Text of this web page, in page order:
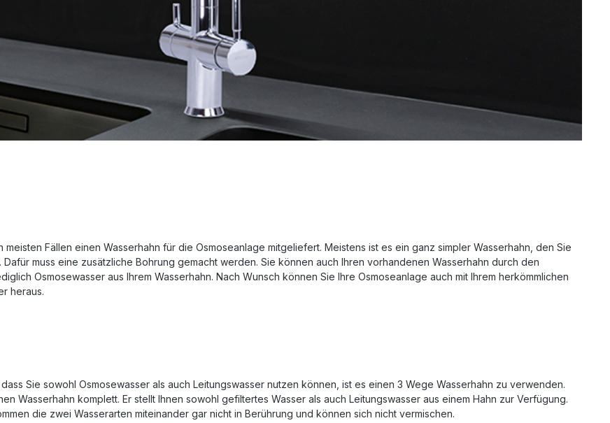
Fällen einen Wasserhahn für die Osmoseanlage mitgeliefert. Meistens ist es ein ganz simpler Wasserhahn, den Sie
muss eine zusätzliche Bohrung gemacht werden. Sie können auch Ihren vorhandenen Wasserhahn durch den
Osmosewasser aus Ihrem Wasserhahn. Nach Wunsch können Sie Ihre Osmoseanlage auch mit Ihrem herkömmlichen
heraus.
Sie sowohl Osmosewasser als auch Leitungswasser nutzen können, ist es einen 3 Wege Wasserhahn zu verwenden.
Wasserhahn komplett. Er stellt Ihnen sowohl gefiltertes Wasser als auch Leitungswasser aus einem Hahn zur Verfügung.
die zwei Wasserarten miteinander gar nicht in Berührung und können sich nicht vermischen.